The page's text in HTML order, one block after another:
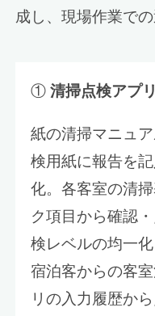
成し、現場作業で
①清掃点検アプリ
紙の清掃マニュ
検用紙に報告を
化。各客室の清
ク項目から確認
検レベルの均一化
宿泊客からの客
リの入力履歴か